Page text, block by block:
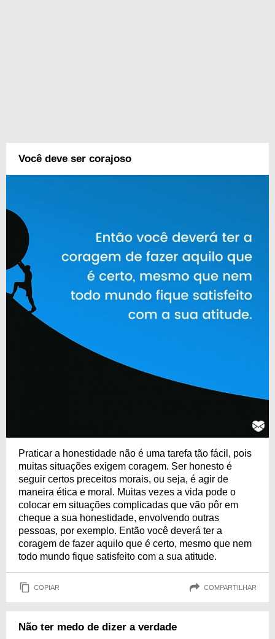
Você deve ser corajoso
Praticar a honestidade não é uma tarefa tão fácil, pois
muitas situações exigem coragem. Ser honesto é
seguir certos preceitos morais, ou seja, é agir de
maneira ética e moral. Muitas vezes a vida pode o
colocar em situações complicadas que vão pôr em
cheque a sua honestidade, envolvendo outras
pessoas, por exemplo. Então você deverá ter a
coragem de fazer aquilo que é certo, mesmo que nem
todo mundo fique satisfeito com a sua atitude.
COPIAR COMPARTILHAR
Não ter medo de dizer a verdade